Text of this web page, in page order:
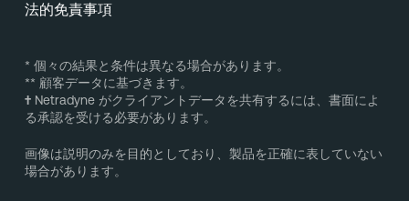
法的免責事項
* 個々の結果と条件は異なる場合があります。
** 顧客データに基づきます。
†Netradyne がクライアントデータを共有するには、書面によ
る承認を受ける必要があります。
画像は説明のみを目的としており、製品を正確に表していない
場合があります。